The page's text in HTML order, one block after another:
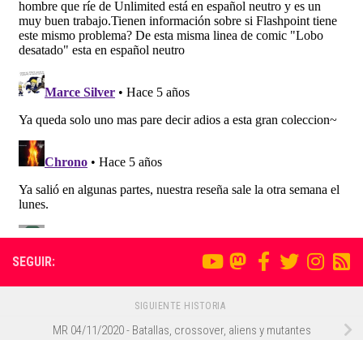
SEGUIR:
SIGUIENTE HISTORIA
MR 04/11/2020 - Batallas, crossover, aliens y mutantes